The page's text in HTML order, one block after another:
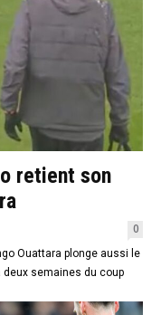
retient son
0
Ouattara plonge aussi le
deux semaines du coup